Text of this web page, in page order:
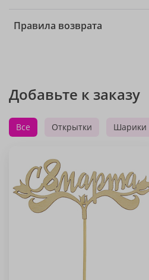
Правила возврата
Добавьте к заказу
Все Открытки Шарики